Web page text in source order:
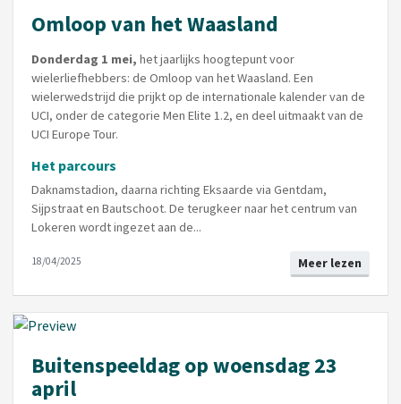
Omloop van het Waasland
Donderdag 1 mei, het jaarlijks hoogtepunt voor
wielerliefhebbers: de Omloop van het Waasland. Een
wielerwedstrijd die prijkt op de internationale kalender van de
UCI, onder de categorie Men Elite 1.2, en deel uitmaakt van de
UCI Europe Tour.
Het parcours
Daknamstadion, daarna richting Eksaarde via Gentdam,
Sijpstraat en Bautschoot. De terugkeer naar het centrum van
Lokeren wordt ingezet aan de...
Meer lezen
18/04/2025
Buitenspeeldag op woensdag 23
april